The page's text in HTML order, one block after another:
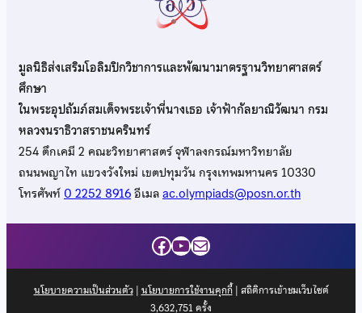
มูลนิธิส่งเสริมโอลิมปิกวิชาการและพัฒนามาตรฐานวิทยาศาสตร์
ศึกษา
ในพระอุปถัมภ์สมเด็จพระเจ้าพี่นางเธอ เจ้าฟ้ากัลยาณิวัฒนา กรม
หลวงนราธิวาสราชนครินทร์
254 ตึกเคมี 2 คณะวิทยาศาสตร์ จุฬาลงกรณ์มหาวิทยาลัย
ถนนพญาไท แขวงวังใหม่ เขตปทุมวัน กรุงเทพมหานคร 10330
โทรศัพท์0 2252 8916อีเมลac.olympiads@posn.or.th
Facebook
YouTube
Mail
นโยบายความเป็นส่วนตัว| นโยบายการใช้งานคุกกี้| สถิติการเข้าชมเว็บไซต์
3,632,751ครั้ง